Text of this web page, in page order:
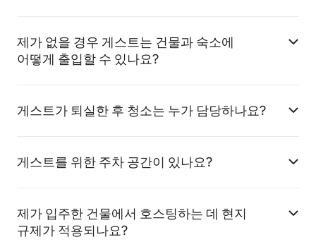
제가 없을 경우 게스트는 건물과 숙소에
어떻게 출입할 수 있나요?
게스트가 퇴실한 후 청소는 누가 담당하나요?
게스트를 위한 주차 공간이 있나요?
제가 입주한 건물에서 호스팅하는 데 현지
규제가 적용되나요?